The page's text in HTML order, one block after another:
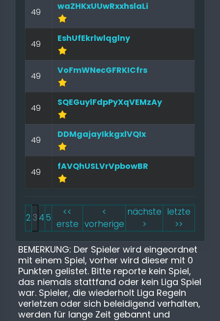
49
waZHKxUUwRxxhslaLi
49
EshUfEkrlwlqglny
49
VoFmWNecGFRKICfrs
49
SQEGuylFdpPyXqVEMzAy
49
DDMgajayIkkgxlVQIx
49
fAVQhUSLVrVpbowBR
2 3 4 5
<<
erste
<
vorherige
nächste
>
letzte
>>
BEMERKUNG: Der Spieler wird eingeordnet
mit einem Spiel, vorher wird dieser mit 0
Punkten gelistet. Bitte reporte kein Spiel,
das niemals stattfand oder kein Liga Spiel
war. Spieler, die wiederholt Liga Regeln
verletzen oder sich beleidigend verhalten,
werden für lange Zeit gebannt und